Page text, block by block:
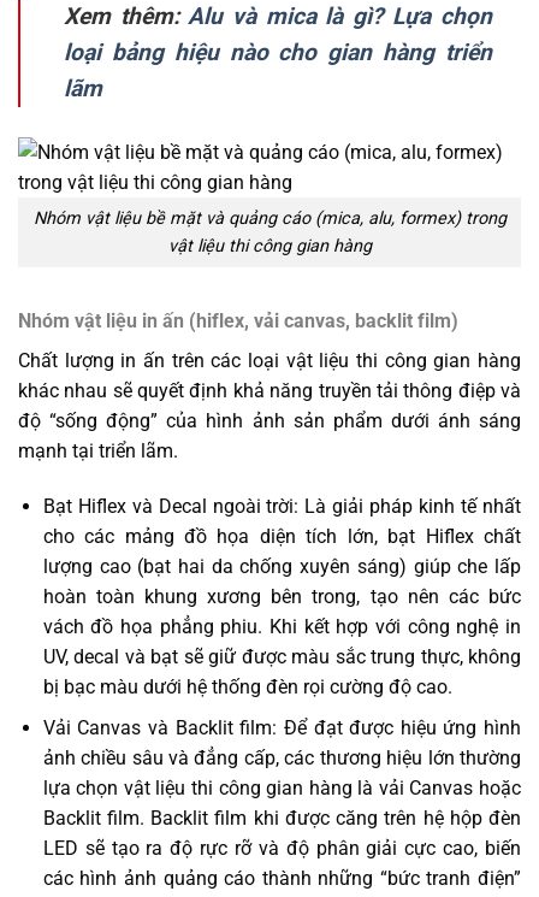
Xem thêm:Alu và mica là gì? Lựa chọn
loại bảng hiệu nào cho gian hàng triển
lãm
Nhóm vật liệu bề mặt và quảng cáo (mica, alu, formex) trong
vật liệu thi công gian hàng
Nhóm vật liệu in ấn (hiflex, vải canvas, backlit film)
Chất lượng in ấn trên các loại vật liệu thi công gian hàng
khác nhau sẽ quyết định khả năng truyền tải thông điệp và
độ “sống động” của hình ảnh sản phẩm dưới ánh sáng
mạnh tại triển lãm.
Bạt Hiflex và Decal ngoài trời: Là giải pháp kinh tế nhất
cho các mảng đồ họa diện tích lớn, bạt Hiflex chất
lượng cao (bạt hai da chống xuyên sáng) giúp che lấp
hoàn toàn khung xương bên trong, tạo nên các bức
vách đồ họa phẳng phiu. Khi kết hợp với công nghệ in
UV, decal và bạt sẽ giữ được màu sắc trung thực, không
bị bạc màu dưới hệ thống đèn rọi cường độ cao.
Vải Canvas và Backlit film: Để đạt được hiệu ứng hình
ảnh chiều sâu và đẳng cấp, các thương hiệu lớn thường
lựa chọn vật liệu thi công gian hàng là vải Canvas hoặc
Backlit film. Backlit film khi được căng trên hệ hộp đèn
LED sẽ tạo ra độ rực rỡ và độ phân giải cực cao, biến
các hình ảnh quảng cáo thành những “bức tranh điện”